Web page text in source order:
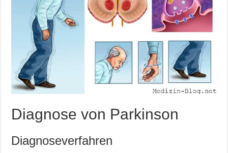
Diagnose von Parkinson
Diagnoseverfahren